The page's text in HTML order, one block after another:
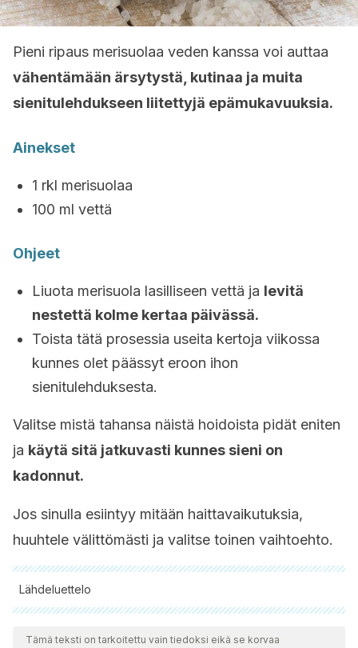
Pieni ripaus merisuolaa veden kanssa voi auttaa
vähentämään ärsytystä, kutinaa ja muita
sienitulehdukseen liitettyjä epämukavuuksia.
Ainekset
1 rkl merisuolaa
100 ml vettä
Ohjeet
Liuota merisuola lasilliseen vettä ja levitä
nestettä kolme kertaa päivässä.
Toista tätä prosessia useita kertoja viikossa
kunnes olet päässyt eroon ihon
sienitulehduksesta.
Valitse mistä tahansa näistä hoidoista pidät eniten
ja käytä sitä jatkuvasti kunnes sieni on
kadonnut.
Jos sinulla esiintyy mitään haittavaikutuksia,
huuhtele välittömästi ja valitse toinen vaihtoehto.
Lähdeluettelo
Kaikki lainatut lähteet tarkistettiin perusteellisesti tiimimme
toimesta varmistaaksemme niiden laadun, luotettavuuden,
Tämä teksti on tarkoitettu vain tiedoksi eikä se korvaa